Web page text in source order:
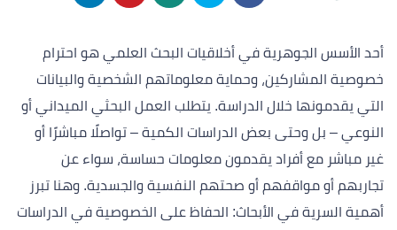
أحد الأسس الجوهرية في أخلاقيات البحث العلمي هو احترام
خصوصية المشاركين، وحماية معلوماتهم الشخصية والبيانات
التي يقدمونها خلال الدراسة. يتطلب العمل البحثي الميداني أو
النوعي – بل وحتى بعض الدراسات الكمية – تواصلًا مباشرًا أو
غير مباشر مع أفراد يقدمون معلومات حساسة، سواء عن
تجاربهم أو مواقفهم أو صحتهم النفسية والجسدية. وهنا تبرز
أهمية السرية في الأبحاث: الحفاظ على الخصوصية في الدراسات